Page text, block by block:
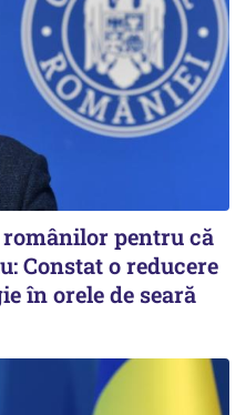
pentru că
Constat o reducere
în orele de seară